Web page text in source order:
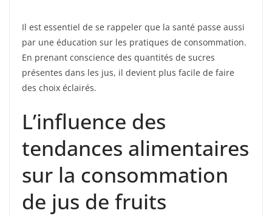
Il est essentiel de se rappeler que la santé passe aussi
par une éducation sur les pratiques de consommation.
En prenant conscience des quantités de sucres
présentes dans les jus, il devient plus facile de faire
des choix éclairés.
L’influence des
tendances alimentaires
sur la consommation
de jus de fruits